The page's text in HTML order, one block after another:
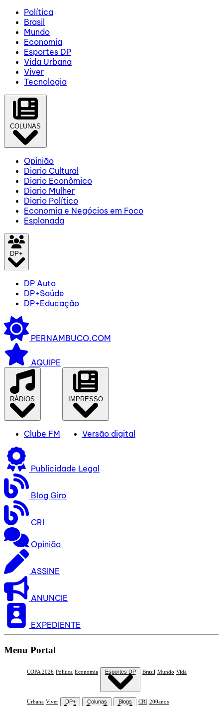
Política
Brasil
Mundo
Economia
Esportes DP
Vida Urbana
Viver
Tecnologia
COLUNAS
Opinião
Diario Cultural
Diario Econômico
Diario Mulher
Diario Político
Economia e Negócios em Foco
Esplanada
DP+
DP Auto
DP+Saúde
DP+Educação
PERNAMBUCO.COM
AQUIPE
RÁDIOS
Clube FM
IMPRESSO
Versão digital
Publicidade Legal
Blog Giro
CRI
Opinião
ASSINE
ANUNCIE
EXPEDIENTE
Menu Portal
COPA 2026 Política Economia Esportes DP Brasil Mundo Vida
Urbana Viver DP+ Colunas Blogs CRI 200anos